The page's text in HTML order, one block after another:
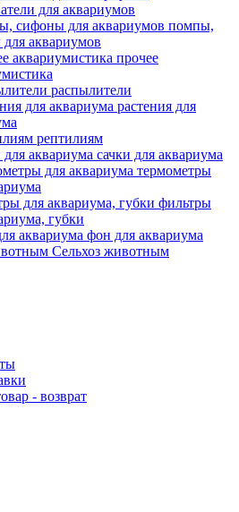
для аквариумов
помпы,
аквариумов
прочее
распылители
растения для
рептилиям
сачки для аквариума
термометры
фильтры
губки
фон для аквариума
Сельхоз животным
- возврат